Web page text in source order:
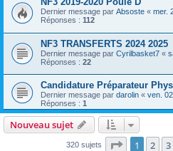
Dernier message par Absoste « mer.
Réponses : 112
NF3 TRANSFERTS 2024 2025
Dernier message par Cyrilbasket7 «
Réponses : 22
Candidature Préparateur
Dernier message par darolin « ven.
Réponses : 1
Nouveau sujet
320 sujets Page 1sur13
1 2 3